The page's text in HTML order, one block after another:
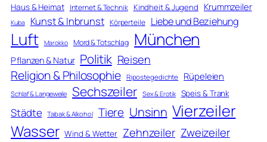
Haus & Heimat Internet & Technik Kindheit & Jugend Krummzeiler
Kuba Kunst & Inbrunst Körperteile Liebe und Beziehung
Luft Marokko Mord & Totschlag München
Pflanzen & Natur Politik Reisen
Religion & Philosophie Ripostegedichte Rüpeleien
Schlaf & Langeweile Sechszeiler Sex & Erotik Speis & Trank
Städte Tabak & Alkohol Tiere Unsinn Vierzeiler
Wasser Wind & Wetter Zehnzeiler Zweizeiler